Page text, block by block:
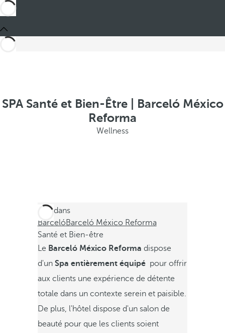
SPA Santé et Bien-Être | Barceló México
Reforma
Wellness
Ces dans
BarcelóBarceló México Reforma
Santé et Bien-être
Le Barceló México Reforma dispose
d'unSpa entièrement équipé pour offrir
aux clients une expérience de détente
totale dans un contexte serein et paisible.
De plus, l'hôtel dispose d'un salon de
beauté pour que les clients soient